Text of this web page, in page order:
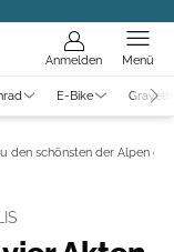
Anmelden Menü
E-Bike
den schönsten der Alpen